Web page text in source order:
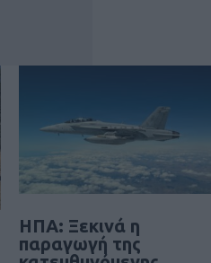
ΗΠΑ: Ξεκινά η
παραγωγή της